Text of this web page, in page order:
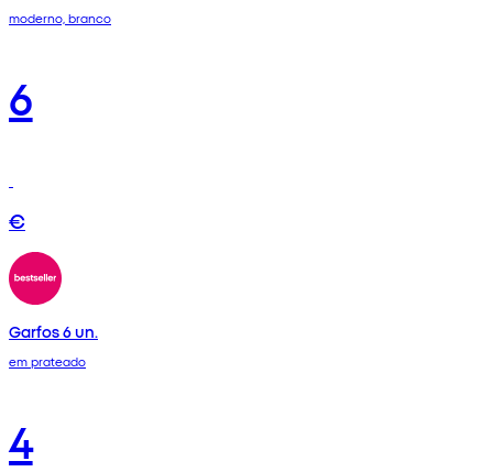
moderno, branco
6
€
Garfos 6 un.
em prateado
4